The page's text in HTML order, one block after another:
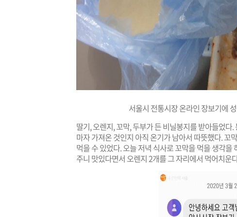
서울시 전통시장 온라인 장보기에
딸기, 오렌지, 꼬막, 두부가 든 비닐봉지를 받아들었
마자 가져온 것인지 아직 온기가 남아서 따뜻했다. 꼬
먹을 수 있었다. 오늘 저녁 식사로 꼬막을 먹을 생각
주니 맛있다면서 오렌지 2개를 그 자리에서 먹어치운